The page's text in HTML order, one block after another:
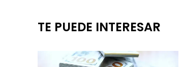
TE PUEDE INTERESAR